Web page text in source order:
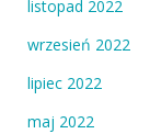
listopad 2022
wrzesień 2022
lipiec 2022
maj 2022